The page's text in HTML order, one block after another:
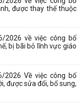
được thay thế thuộc
2026 về việc công bố
bị bãi bỏ lĩnh vực giáo
2026 Về việc công bố
được sửa đổi, bổ sung,